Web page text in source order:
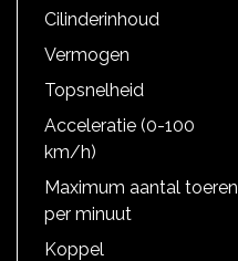
Cilinderinhoud
Vermogen
Topsnelheid
Acceleratie (0-100
km/h)
Maximum aantal toeren
per minuut
Koppel